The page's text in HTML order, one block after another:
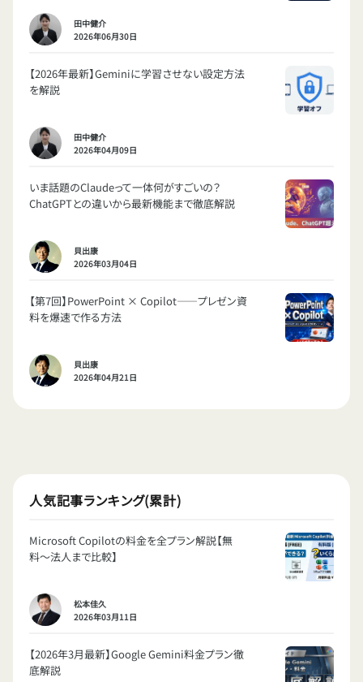
田中健介
2026年06月30日
【2026年最新】Geminiに学習させない設定方法
を解説
田中健介
2026年04月09日
いま話題のClaudeって一体何がすごいの？
ChatGPTとの違いから最新機能まで徹底解説
貝出康
2026年03月04日
【第7回】PowerPoint × Copilot——プレゼン資
料を爆速で作る方法
貝出康
2026年04月21日
人気記事ランキング(累計)
Microsoft Copilotの料金を全プラン解説【無
料〜法人まで比較】
松本佳久
2026年03月11日
【2026年3月最新】Google Gemini料金プラン徹
底解説